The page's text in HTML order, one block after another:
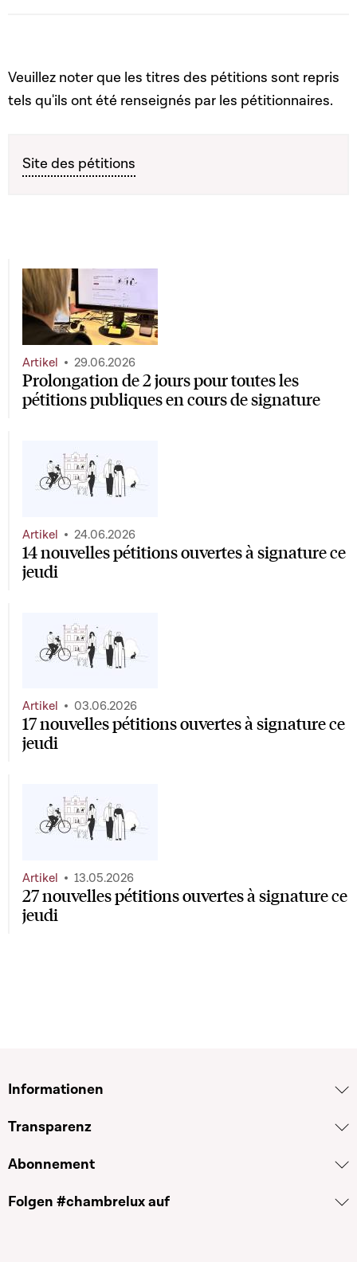
Veuillez noter que les titres des pétitions sont repris
tels qu'ils ont été renseignés par les pétitionnaires.
Site des pétitions
Prolongation de 2 jours pour toutes les
pétitions publiques en cours de signature
Artikel 29.06.2026
14 nouvelles pétitions ouvertes à signature ce
jeudi
Artikel 24.06.2026
17 nouvelles pétitions ouvertes à signature ce
jeudi
Artikel 03.06.2026
27 nouvelles pétitions ouvertes à signature ce
jeudi
Artikel 13.05.2026
Informationen
Transparenz
Abonnement
Folgen #chambrelux auf